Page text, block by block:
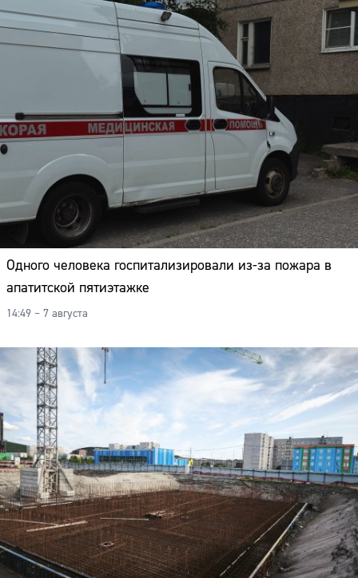
Одного человека госпитализировали из-за пожара в
апатитской пятиэтажке
14:49 – 7 августа